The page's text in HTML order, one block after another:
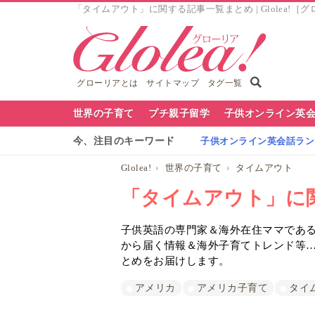
「タイムアウト」に関する記事一覧まとめ | Glolea!［グ
グローリアとは サイトマップ タグ一覧
世界の子育て プチ親子留学 子供オンライン英
今、注目のキーワード 子供オンライン英会話ラ
Glolea! 世界の子育て タイムアウト
「タイムアウト」
子供英語の専門家＆海外在住ママであ
から届く情報＆海外子育てトレンド等
とめをお届けします。
アメリカ アメリカ子育て タイ